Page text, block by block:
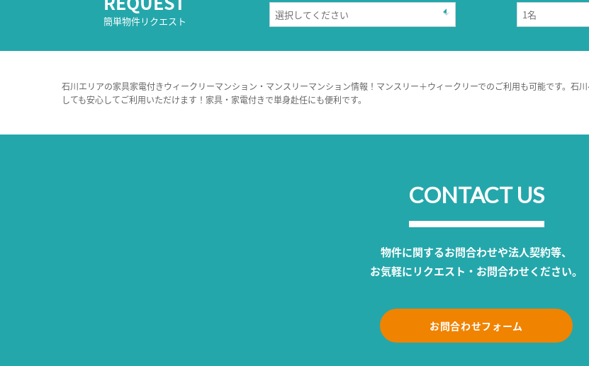
簡単物件リクエスト
石川エリアの家具家電付きウィークリーマンション・マンスリーマンション情報！マンスリー＋ウィークリーでのご利用も可能です。石
しても安心してご利用いただけます！家具・家電付きで単身赴任にも便利です。
CONTACT US
物件に関するお問合わせや法人契約等、
お気軽にリクエスト・お問合わせください。
お問合わせフォーム